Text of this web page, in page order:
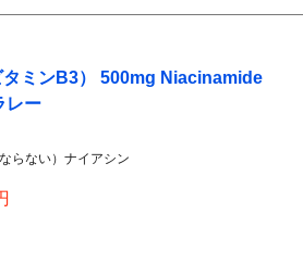
タミンB3） 500mg Niacinamide
レー
らない）ナイアシン